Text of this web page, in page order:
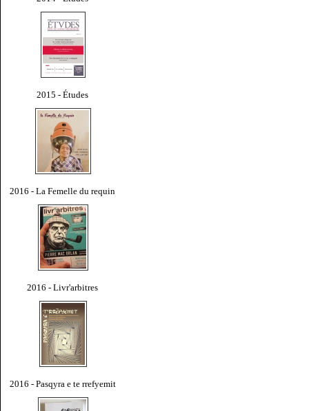
2015 - Études
2016 - La Femelle du requin
2016 - Livr'arbitres
2016 - Pasqyra e te rrefyemit